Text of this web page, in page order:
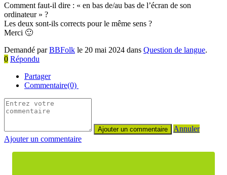
Comment faut-il dire : « en bas de/au bas de l’écran de son
ordinateur » ?
Les deux sont-ils corrects pour le même sens ?
Merci 🙂
Demandé parBBFolk le 20 mai 2024 dans Question de langue.
0 Répondu
Partager
Commentaire(0)
Annuler
Ajouter un commentaire